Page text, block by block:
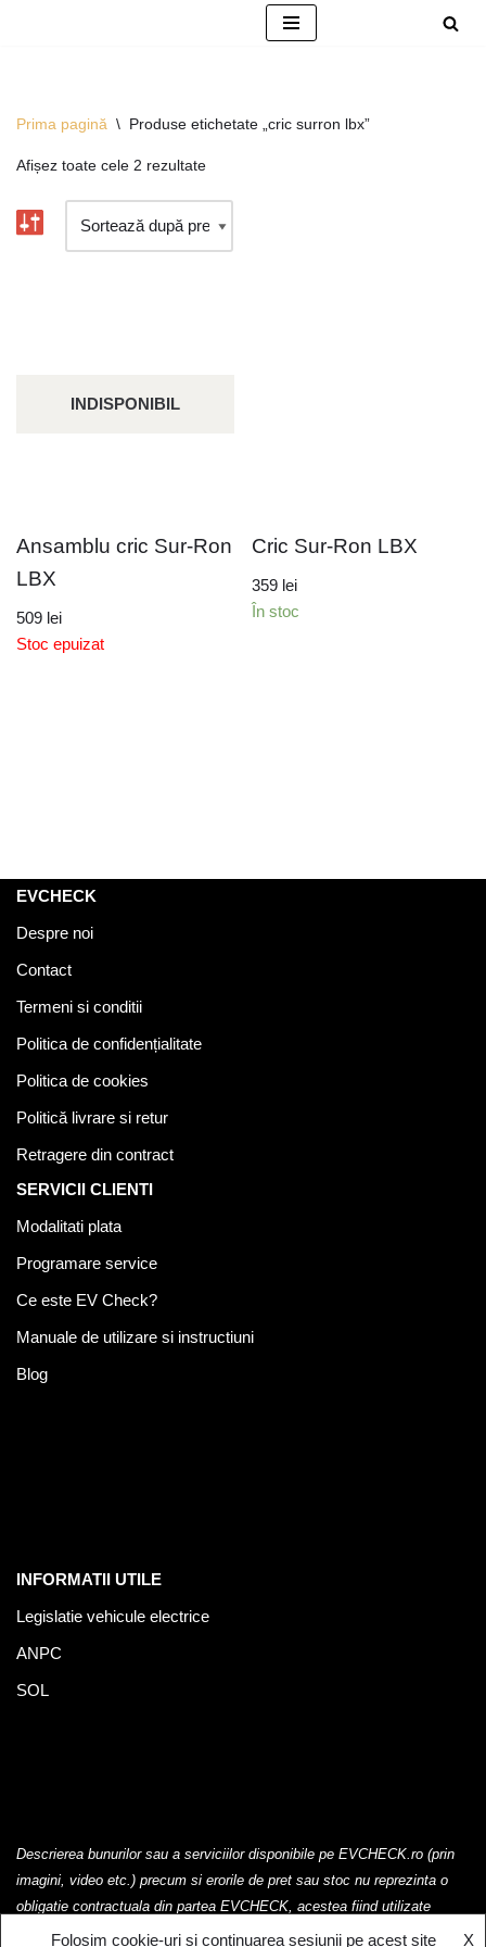
Prima pagină \ Produse etichetate „cric surron lbx”
Afișez toate cele 2 rezultate
INDISPONIBIL
Ansamblu cric Sur-Ron
LBX
509 lei
Stoc epuizat
Cric Sur-Ron LBX
359 lei
În stoc
EVCHECK
Despre noi
Contact
Termeni si conditii
Politica de confidențialitate
Politica de cookies
Politică livrare si retur
Retragere din contract
SERVICII CLIENTI
Modalitati plata
Programare service
Ce este EV Check?
Manuale de utilizare si instructiuni
Blog
INFORMATII UTILE
Legislatie vehicule electrice
ANPC
SOL
Descrierea bunurilor sau a serviciilor disponibile pe EVCHECK.ro (prin
imagini, video etc.) precum si erorile de pret sau stoc nu reprezinta o
obligatie contractuala din partea EVCHECK, acestea fiind utilizate
exclusiv cu titlu de prezentare.
Folosim cookie-uri si continuarea sesiunii pe acest site X